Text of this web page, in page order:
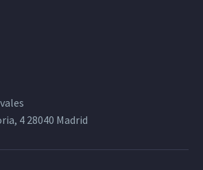
4 28040 Madrid